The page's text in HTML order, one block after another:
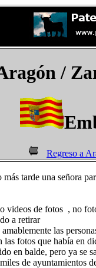
/
Regreso a
tarde una señora
videos de fotos , no
a retirar
las
fotos que había en
en balde, pero ya se
de ayuntamientos